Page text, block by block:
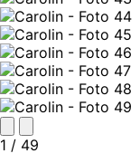
1 / 49